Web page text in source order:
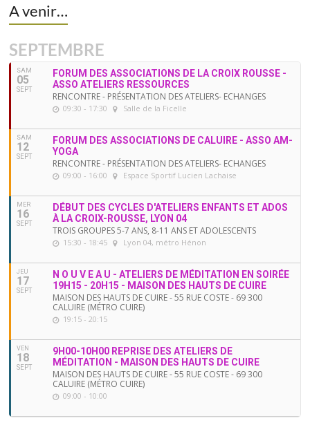
A venir…
SEPTEMBRE
SAM
05
SEPT
FORUM DES ASSOCIATIONS DE LA CROIX ROUSSE -
ASSO ATELIERS RESSOURCES
RENCONTRE - PRÉSENTATION DES ATELIERS- ECHANGES
09:30 - 17:30 Salle de la Ficelle
SAM
12
SEPT
FORUM DES ASSOCIATIONS DE CALUIRE - ASSO AM-
YOGA
RENCONTRE - PRÉSENTATION DES ATELIERS- ECHANGES
09:00 - 16:00 Espace Sportif Lucien Lachaise
MER
16
SEPT
DÉBUT DES CYCLES D'ATELIERS ENFANTS ET ADOS
À LA CROIX-ROUSSE, LYON 04
TROIS GROUPES 5-7 ANS, 8-11 ANS ET ADOLESCENTS
15:30 - 18:45 Lyon 04, métro Hénon
JEU
17
SEPT
N O U V E A U - ATELIERS DE MÉDITATION EN SOIRÉE
19H15 - 20H15 - MAISON DES HAUTS DE CUIRE
MAISON DES HAUTS DE CUIRE - 55 RUE COSTE - 69 300
CALUIRE (MÉTRO CUIRE)
19:15 - 20:15
VEN
18
SEPT
9H00-10H00 REPRISE DES ATELIERS DE
MÉDITATION - MAISON DES HAUTS DE CUIRE
MAISON DES HAUTS DE CUIRE - 55 RUE COSTE - 69 300
CALUIRE (MÉTRO CUIRE)
09:00 - 10:00